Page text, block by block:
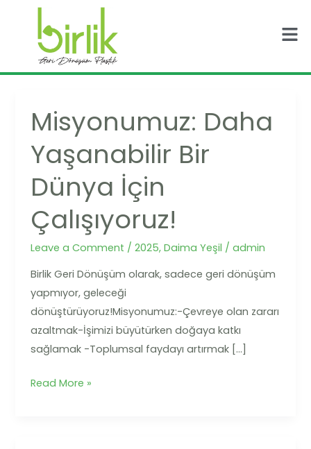
content
Misyonumuz: Daha
Yaşanabilir Bir
Dünya İçin
Çalışıyoruz!
Leave a Comment /2025,Daima Yeşil /admin
Birlik Geri Dönüşüm olarak, sadece geri dönüşüm
yapmıyor, geleceği
dönüştürüyoruz!Misyonumuz:-Çevreye olan zararı
azaltmak-İşimizi büyütürken doğaya katkı
sağlamak -Toplumsal faydayı artırmak […]
Misyonumuz:
Daha
Yaşanabilir
Dünya
Çalışıyoruz!
Read More »
pagination